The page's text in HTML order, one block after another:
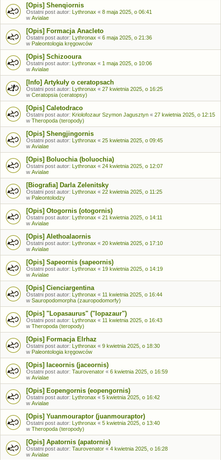
[Opis] Shenqiornis
Ostatni post autor: Lythronax « 8 maja 2025, o 06:41
w Avialae
[Opis] Formacja Anacleto
Ostatni post autor: Lythronax « 6 maja 2025, o 21:36
w Paleontologia kręgowców
[Opis] Schizooura
Ostatni post autor: Lythronax « 1 maja 2025, o 10:06
w Avialae
[Info] Artykuły o ceratopsach
Ostatni post autor: Lythronax « 27 kwietnia 2025, o 16:25
w Ceratopsia (ceratopsy)
[Opis] Caletodraco
Ostatni post autor: Kriolofozaur Szymon Jagusztyn « 27 kwietnia 2025, o 12:15
w Theropoda (teropody)
[Opis] Shengjingornis
Ostatni post autor: Lythronax « 25 kwietnia 2025, o 09:45
w Avialae
[Opis] Boluochia (boluochia)
Ostatni post autor: Lythronax « 24 kwietnia 2025, o 12:07
w Avialae
[Biografia] Darla Zelenitsky
Ostatni post autor: Lythronax « 22 kwietnia 2025, o 11:25
w Paleontolodzy
[Opis] Otogornis (otogornis)
Ostatni post autor: Lythronax « 21 kwietnia 2025, o 14:11
w Avialae
[Opis] Alethoalaornis
Ostatni post autor: Lythronax « 20 kwietnia 2025, o 17:10
w Avialae
[Opis] Sapeornis (sapeornis)
Ostatni post autor: Lythronax « 19 kwietnia 2025, o 14:19
w Avialae
[Opis] Cienciargentina
Ostatni post autor: Lythronax « 11 kwietnia 2025, o 16:44
w Sauropodomorpha (zauropodomorfy)
[Opis] "Lopasaurus" ("lopazaur")
Ostatni post autor: Lythronax « 11 kwietnia 2025, o 16:43
w Theropoda (teropody)
[Opis] Formacja Elrhaz
Ostatni post autor: Lythronax « 9 kwietnia 2025, o 18:30
w Paleontologia kręgowców
[Opis] Iaceornis (jaceornis)
Ostatni post autor: Taurovenator « 6 kwietnia 2025, o 16:59
w Avialae
[Opis] Eopengornis (eopengornis)
Ostatni post autor: Lythronax « 5 kwietnia 2025, o 16:42
w Avialae
[Opis] Yuanmouraptor (juanmouraptor)
Ostatni post autor: Lythronax « 5 kwietnia 2025, o 13:40
w Theropoda (teropody)
[Opis] Apatornis (apatornis)
Ostatni post autor: Taurovenator « 4 kwietnia 2025, o 16:28
w Avialae